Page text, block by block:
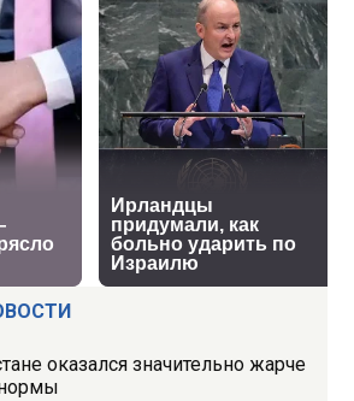
оказался значительно жарче